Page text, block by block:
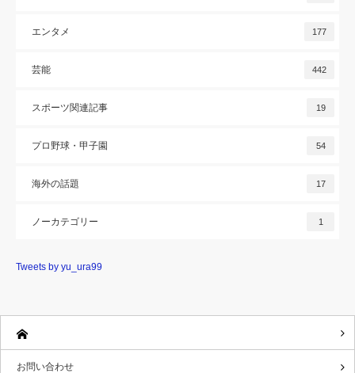
エンタメ 177
芸能 442
スポーツ関連記事 19
プロ野球・甲子園 54
海外の話題 17
ノーカテゴリー 1
Tweets by yu_ura99
お問い合わせ